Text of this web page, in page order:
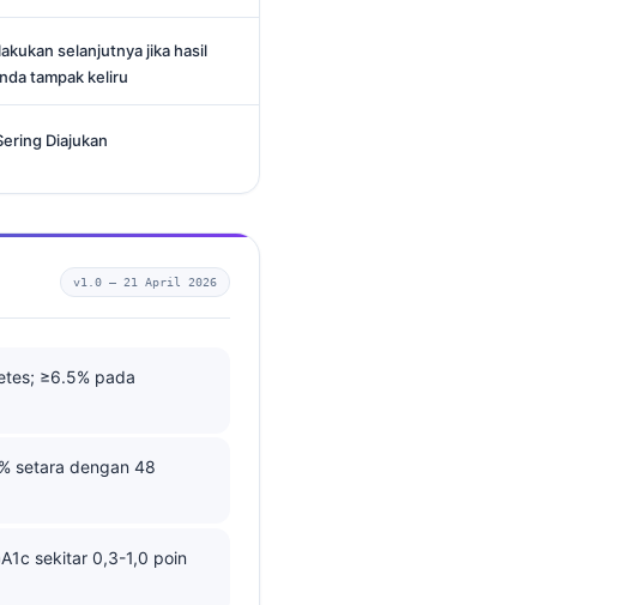
selanjutnya jika hasil
tampak keliru
Diajukan
v1.0 — 21 April 2026
≥6.5% pada
setara dengan 48
sekitar 0,3-1,0 poin